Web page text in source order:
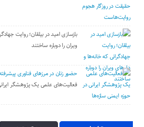
بازسازی امید در بیلقان؛ روایت
ویران را دوباره ساختند
حضور زنان در مرزهای فناوری
فعالیت‌های علمی یک پژوهشگر